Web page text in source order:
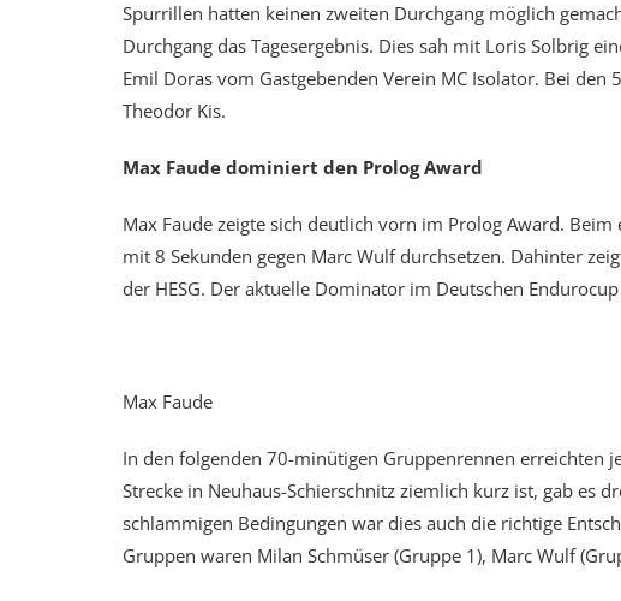
Spurrillen hatten keinen zweiten Durchgang möglich
Durchgang das Tagesergebnis. Dies sah mit Loris Solbrig
Emil Doras vom Gastgebenden Verein MC Isolator. Bei den
Theodor Kis.
Max Faude dominiert den Prolog Award
Max Faude zeigte sich deutlich vorn im Prolog Award.
mit 8 Sekunden gegen Marc Wulf durchsetzen. Dahinter
der HESG. Der aktuelle Dominator im Deutschen
Max Faude
In den folgenden 70-minütigen Gruppenrennen erreichten
Strecke in Neuhaus-Schierschnitz ziemlich kurz ist, gab es
schlammigen Bedingungen war dies auch die richtige
Gruppen waren Milan Schmüser (Gruppe 1), Marc Wulf